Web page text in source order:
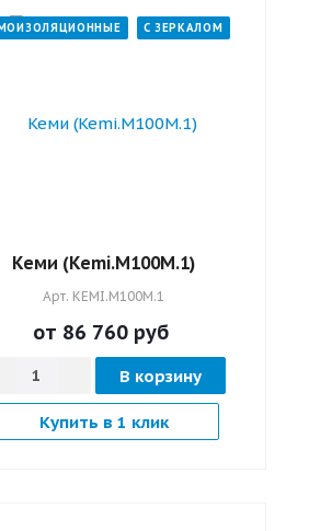
С ЗЕРКАЛОМ
Кеми (Kemi.M100M.1)
Арт. KEMI.M100M.1
от 86 760 руб
В корзину
Купить в 1 клик